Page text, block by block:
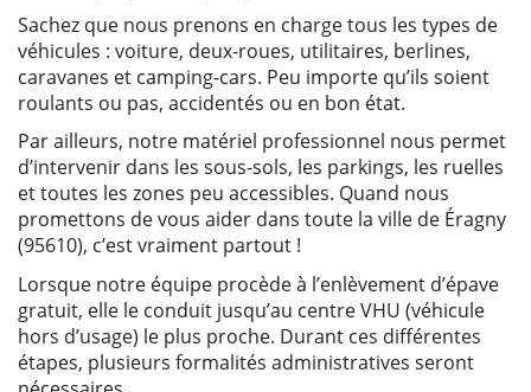
Sachez que nous prenons en charge tous les types de
véhicules : voiture, deux-roues, utilitaires, berlines,
caravanes et camping-cars. Peu importe qu’ils soient
roulants ou pas, accidentés ou en bon état.
Par ailleurs, notre matériel professionnel nous permet
d’intervenir dans les sous-sols, les parkings, les ruelles
et toutes les zones peu accessibles. Quand nous
promettons de vous aider dans toute la ville de Éragny
(95610), c’est vraiment partout !
Lorsque notre équipe procède à l’enlèvement d’épave
gratuit, elle le conduit jusqu’au centre VHU (véhicule
hors d’usage) le plus proche. Durant ces différentes
étapes, plusieurs formalités administratives seront